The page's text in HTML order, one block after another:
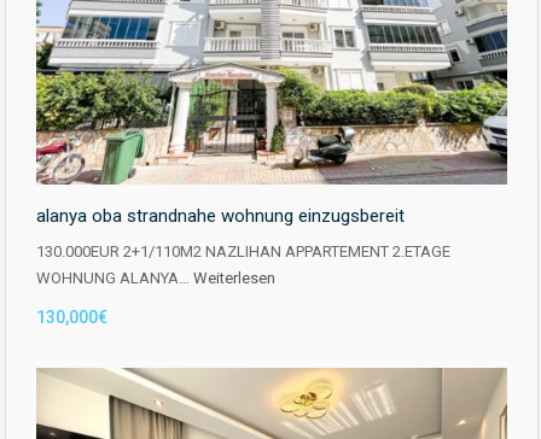
alanya oba strandnahe wohnung einzugsbereit
130.000EUR 2+1/110M2 NAZLIHAN APPARTEMENT 2.ETAGE
WOHNUNG ALANYA… Weiterlesen
130,000€